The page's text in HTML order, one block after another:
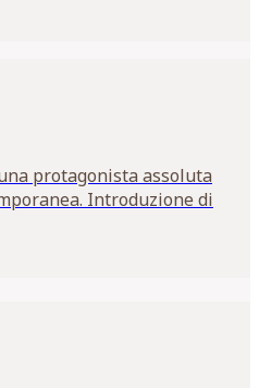
protagonista assoluta
Introduzione di